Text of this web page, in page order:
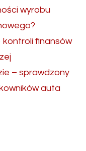
wyrobu
finansów
– sprawdzony
auta